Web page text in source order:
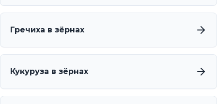
Гречиха в зёрнах
Кукуруза в зёрнах